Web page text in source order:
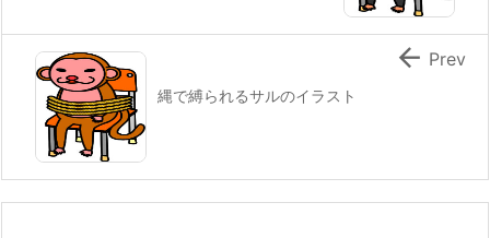
縄で縛られるサルのイラスト
 Prev